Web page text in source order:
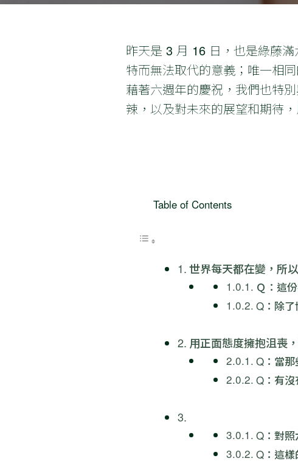
昨天是 3 月 16 日，也是綠藤
特而無法取代的意義；唯一相
藉著六週年的慶祝，我們也特
辣，以及對未來的展望和期待，
Table of Contents
世界每天都在變，所
Ｑ：這
Q：除
用正面態度擁抱沮喪
Q：當
Q：有
Q：對
Q：這樣